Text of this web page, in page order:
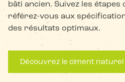
bâti ancien. Suivez les
référez-vous aux
des résultats optimaux.
Découvrez le ciment